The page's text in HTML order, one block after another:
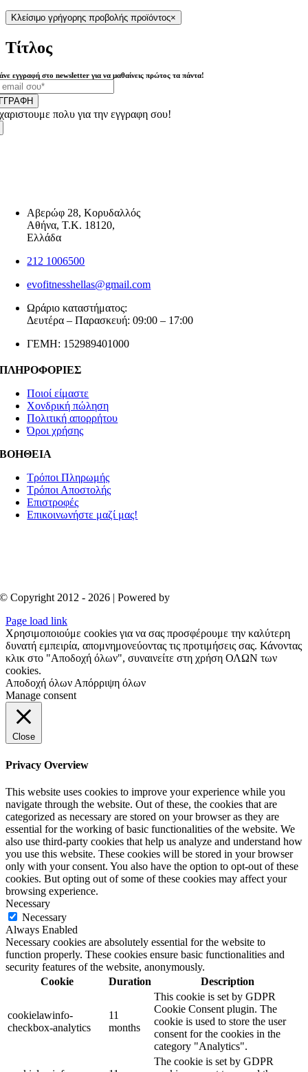
Κλείσιμο γρήγορης προβολής προϊόντος×
Τίτλος
εγγραφή στο newsletter για να μαθαίνεις πρώτος τα πάντα!
πολυ για την εγγραφη σου!
Αβερώφ 28, Κορυδαλλός
Αθήνα, Τ.Κ. 18120,
Ελλάδα
212 1006500
evofitnesshellas@gmail.com
Ωράριο καταστήματος:
Δευτέρα – Παρασκευή: 09:00 – 17:00
ΓΕΜΗ: 152989401000
ΠΛΗΡΟΦΟΡΙΕΣ
Ποιοί είμαστε
Χονδρική πώληση
Πολιτική απορρήτου
Όροι χρήσης
ΒΟΗΘΕΙΑ
Τρόποι Πληρωμής
Τρόποι Αποστολής
Επιστροφές
Επικοινωνήστε μαζί μας!
© Copyright 2012 - 2026 | Powered by
Page load link
Χρησιμοποιούμε cookies για να σας προσφέρουμε την καλύτερη
δυνατή εμπειρία, απομνημονεύοντας τις προτιμήσεις σας. Κάνοντας
κλικ στο "Αποδοχή όλων", συναινείτε στη χρήση ΟΛΩΝ των
cookies.
Αποδοχή όλων Απόρριψη όλων
Manage consent
Close
Privacy Overview
This website uses cookies to improve your experience while you
navigate through the website. Out of these, the cookies that are
categorized as necessary are stored on your browser as they are
essential for the working of basic functionalities of the website. We
also use third-party cookies that help us analyze and understand how
you use this website. These cookies will be stored in your browser
only with your consent. You also have the option to opt-out of these
cookies. But opting out of some of these cookies may affect your
browsing experience.
Necessary
Necessary
Always Enabled
Necessary cookies are absolutely essential for the website to
function properly. These cookies ensure basic functionalities and
security features of the website, anonymously.
Cookie
Duration Description
cookielawinfo-
checkbox-analytics
11
months
This cookie is set by GDPR
Cookie Consent plugin. The
cookie is used to store the user
consent for the cookies in the
category "Analytics".
The cookie is set by GDPR